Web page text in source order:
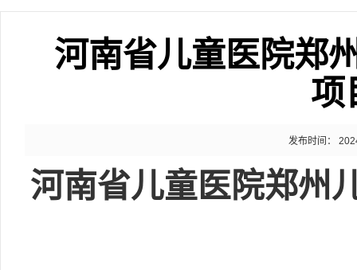
河南省儿童医院郑
项
发布时间：
河南省儿童医院郑州